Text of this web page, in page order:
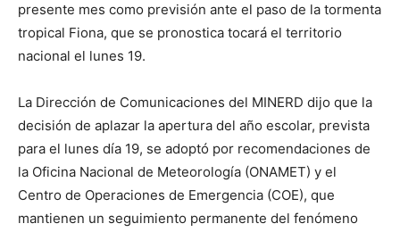
presente mes como previsión ante el paso de la tormenta
tropical Fiona, que se pronostica tocará el territorio
nacional el lunes 19.
La Dirección de Comunicaciones del MINERD dijo que la
decisión de aplazar la apertura del año escolar, prevista
para el lunes día 19, se adoptó por recomendaciones de
la Oficina Nacional de Meteorología (ONAMET) y el
Centro de Operaciones de Emergencia (COE), que
mantienen un seguimiento permanente del fenómeno